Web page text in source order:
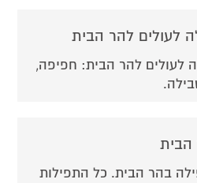
לעולים להר הבית
לעולים להר הבית: חפיפה,
בהר הבית. כל התפילות